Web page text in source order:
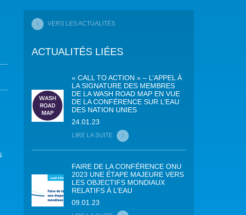
FORUM URBAIN MONDIAL – LE CAIRE 2024
COP16 BIODIVERSITÉ – CALI 2024
FORUM MONDIAL DE L’EAU – BALI 2024
COP28 CLIMAT – DUBAÏ 2023
CONFÉRENCE ONU SUR L’EAU – NEW YORK 2023
TOUS LES ÉVÉNEMENTS
VERS LES ACTUALITÉS
ACTUALITÉS LIÉES
« CALL TO ACTION » – L’APPEL À
LA SIGNATURE DES MEMBRES
DE LA WASH ROAD MAP EN VUE
DE LA CONFÉRENCE SUR L’EAU
DES NATION UNIES
24.01.23
LIRE LA SUITE
FAIRE DE LA CONFÉRENCE ONU
2023 UNE ÉTAPE MAJEURE VERS
LES OBJECTIFS MONDIAUX
RELATIFS À L’EAU
09.01.23